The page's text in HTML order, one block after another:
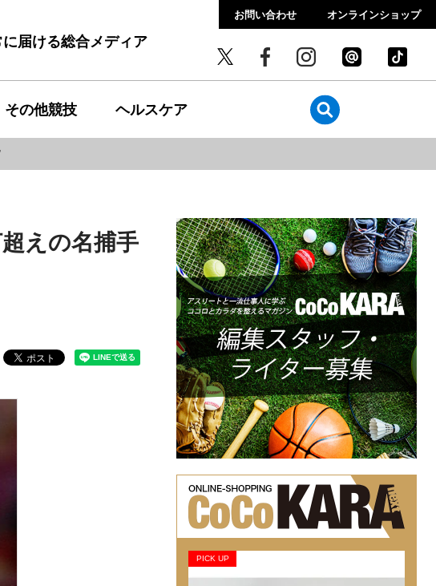
届ける総合メディア
お問い合わせ オンラインショップ
その他競技 ヘルスケア
えの名捕手
PICK UP